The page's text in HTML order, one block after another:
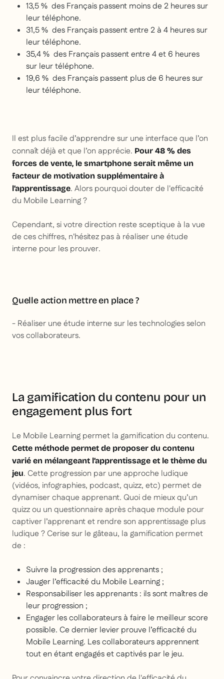
13,5 % des Français passent moins de 2 heures sur
leur téléphone.
31,5 % des Français passent entre 2 à 4 heures sur
leur téléphone.
35,4 % des Français passent entre 4 et 6 heures
sur leur téléphone.
19,6 % des Français passent plus de 6 heures sur
leur téléphone.
Il est plus facile d’apprendre sur une interface que l’on
connaît déjà et que l’on apprécie. Pour 48 % des
forces de vente, le smartphone serait même un
facteur de motivation supplémentaire à
l’apprentissage. Alors pourquoi douter de l'efficacité
du Mobile Learning ?
Cependant, si votre direction reste sceptique à la vue
de ces chiffres, n'hésitez pas à réaliser une étude
interne pour les prouver.
Quelle action mettre en place ?
- Réaliser une étude interne sur les technologies selon
vos collaborateurs.
La gamification du contenu pour un
engagement plus fort
Le Mobile Learning permet la gamification du contenu.
Cette méthode permet de proposer du contenu
varié en mélangeant l’apprentissage et le thème du
jeu. Cette progression par une approche ludique
(vidéos, infographies, podcast, quizz, etc) permet de
dynamiser chaque apprenant. Quoi de mieux qu’un
quizz ou un questionnaire après chaque module pour
captiver l’apprenant et rendre son apprentissage plus
ludique ? Cerise sur le gâteau, la gamification permet
de :
Suivre la progression des apprenants ;
Jauger l’efficacité du Mobile Learning ;
Responsabiliser les apprenants : ils sont maîtres de
leur progression ;
Engager les collaborateurs à faire le meilleur score
possible. Ce dernier levier prouve l’efficacité du
Mobile Learning. Les collaborateurs apprennent
tout en étant engagés et captivés par le jeu.